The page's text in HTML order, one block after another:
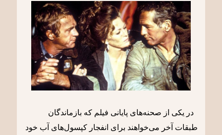
در یکی از صحنه‌های پایانی فیلم که بازماندگان
طبقات آخر می‌خواهند برای انفجار کپسول‌های آب خود